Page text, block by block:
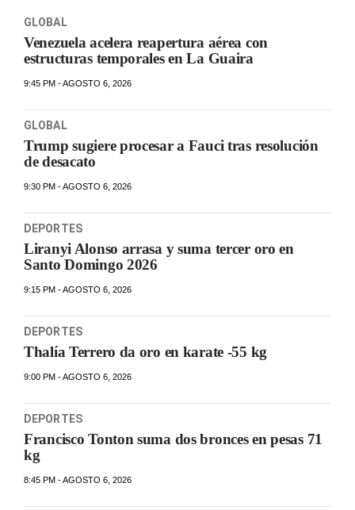
GLOBAL
Venezuela acelera reapertura aérea con
estructuras temporales en La Guaira
9:45 PM - AGOSTO 6, 2026
GLOBAL
Trump sugiere procesar a Fauci tras resolución
de desacato
9:30 PM - AGOSTO 6, 2026
DEPORTES
Liranyi Alonso arrasa y suma tercer oro en
Santo Domingo 2026
9:15 PM - AGOSTO 6, 2026
DEPORTES
Thalía Terrero da oro en karate -55 kg
9:00 PM - AGOSTO 6, 2026
DEPORTES
Francisco Tonton suma dos bronces en pesas 71
kg
8:45 PM - AGOSTO 6, 2026